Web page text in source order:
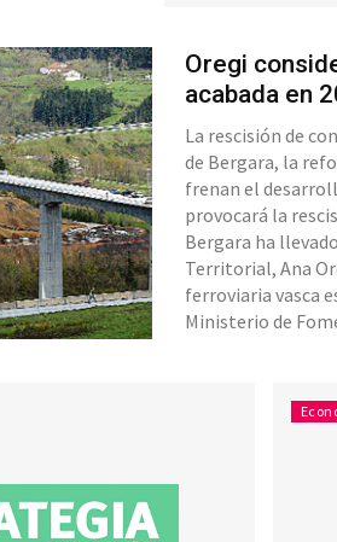
Oregi
acabada en
La rescisión de
de Bergara, la
frenan el
provocará la
Bergara ha
Territorial, Ana
ferroviaria vasca
Ministerio de